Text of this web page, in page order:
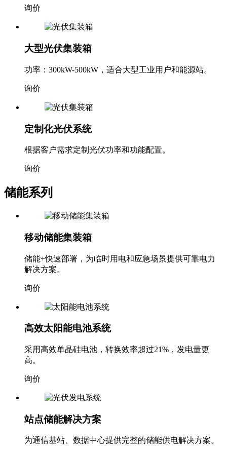
询价
大型光伏集装箱
功率：300kW-500kW，适合大型工业用户和能源站。
询价
定制化光伏系统
根据客户需求定制光伏功率和功能配置。
询价
储能系列
移动储能集装箱
储能+快速部署，为临时用电和应急场景提供可靠电力
解决方案。
询价
高效太阳能电池系统
采用高效单晶硅电池，转换效率超过21%，发电量更
高。
询价
站点储能解决方案
为通信基站、数据中心提供完整的储能供电解决方案。